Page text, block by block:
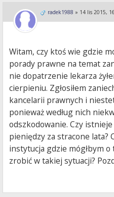
radek1988 » 14 lis 2015,
Witam, czy ktoś wie gdzie
porady prawne na temat
nie dopatrzenie lekarza
cierpieniu. Zgłosiłem
kancelarii prawnych i
ponieważ według nich
odszkodowanie. Czy
pieniędzy za stracone lata?
instytucja gdzie mógłbym o
zrobić w takiej sytuacji?